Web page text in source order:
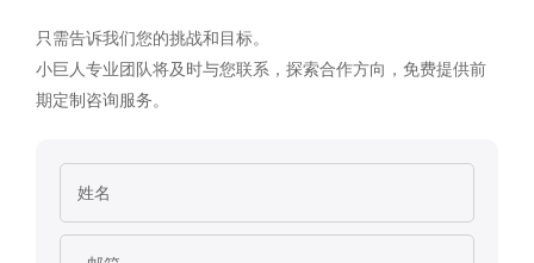
只需告诉我们您的挑战和目标。
小巨人专业团队将及时与您联系，探索合作方向，免费提供前
期定制咨询服务。